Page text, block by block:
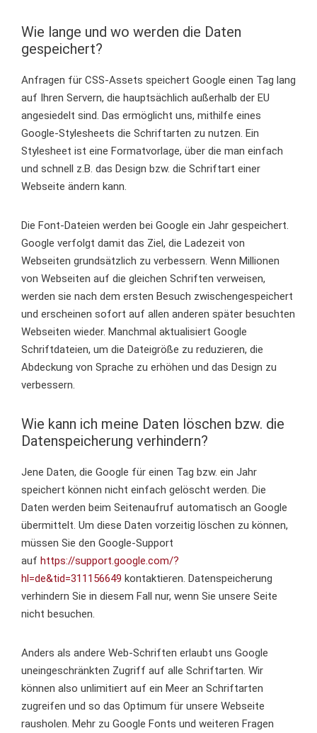
Wie lange und wo werden die Daten
gespeichert?
Anfragen für CSS-Assets speichert Google einen Tag lang
auf Ihren Servern, die hauptsächlich außerhalb der EU
angesiedelt sind. Das ermöglicht uns, mithilfe eines
Google-Stylesheets die Schriftarten zu nutzen. Ein
Stylesheet ist eine Formatvorlage, über die man einfach
und schnell z.B. das Design bzw. die Schriftart einer
Webseite ändern kann.
Die Font-Dateien werden bei Google ein Jahr gespeichert.
Google verfolgt damit das Ziel, die Ladezeit von
Webseiten grundsätzlich zu verbessern. Wenn Millionen
von Webseiten auf die gleichen Schriften verweisen,
werden sie nach dem ersten Besuch zwischengespeichert
und erscheinen sofort auf allen anderen später besuchten
Webseiten wieder. Manchmal aktualisiert Google
Schriftdateien, um die Dateigröße zu reduzieren, die
Abdeckung von Sprache zu erhöhen und das Design zu
verbessern.
Wie kann ich meine Daten löschen bzw. die
Datenspeicherung verhindern?
Jene Daten, die Google für einen Tag bzw. ein Jahr
speichert können nicht einfach gelöscht werden. Die
Daten werden beim Seitenaufruf automatisch an Google
übermittelt. Um diese Daten vorzeitig löschen zu können,
müssen Sie den Google-Support
auf https://support.google.com/?
hl=de&tid=311156649 kontaktieren. Datenspeicherung
verhindern Sie in diesem Fall nur, wenn Sie unsere Seite
nicht besuchen.
Anders als andere Web-Schriften erlaubt uns Google
uneingeschränkten Zugriff auf alle Schriftarten. Wir
können also unlimitiert auf ein Meer an Schriftarten
zugreifen und so das Optimum für unsere Webseite
rausholen. Mehr zu Google Fonts und weiteren Fragen